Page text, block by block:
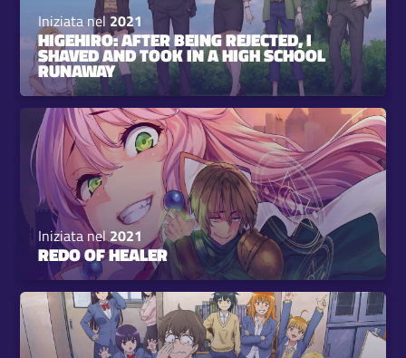
Iniziata nel 2021
HIGEHIRO: AFTER BEING REJECTED, I
SHAVED AND TOOK IN A HIGH SCHOOL
RUNAWAY
Iniziata nel2021
REDO OF HEALER